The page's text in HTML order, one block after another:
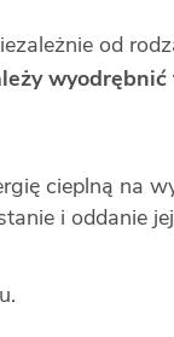
od
cieplną na
i oddanie